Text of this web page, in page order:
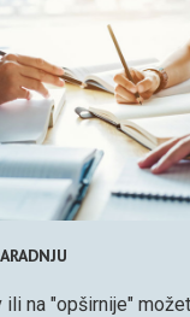
ili na "opširnije"